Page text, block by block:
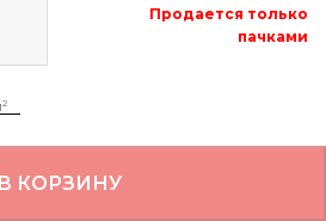
Продается только
пачками
В КОРЗИНУ